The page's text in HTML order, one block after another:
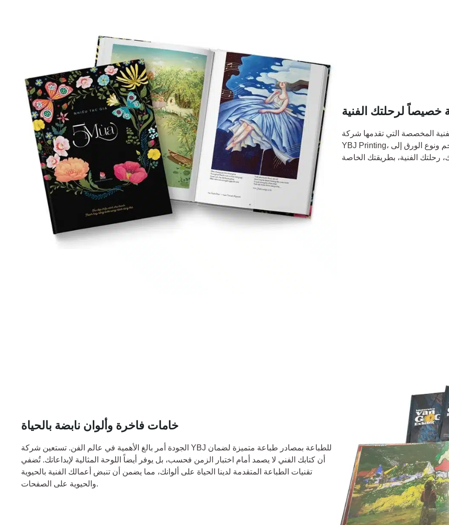
لرحلتك الفنية
المخصصة التي تقدمها شركة
YBJ Printing، لديك الحرية في تصميم كل جانب من جوانب كتابك - من الحجم ونوع الورق إلى
خامات فاخرة وألوان نابضة بالحياة
الجودة أمر بالغ الأهمية في عالم الفن. تستعين شركة YBJ للطباعة بمصادر طباعة متميزة لضمان
أن كتابك الفني لا يصمد أمام اختبار الزمن فحسب، بل يوفر أيضاً اللوحة المثالية لإبداعاتك. تُضفي
تقنيات الطباعة المتقدمة لدينا الحياة على ألوانك، مما يضمن أن تنبض أعمالك الفنية بالحيوية
والحيوية على الصفحات.